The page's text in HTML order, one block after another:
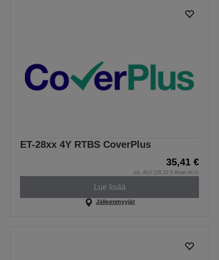
ET-28xx 4Y RTBS CoverPlus
35,41 €
sis. ALV (28,22 € ilman ALV)
Lue lisää
Jälleenmyyjät